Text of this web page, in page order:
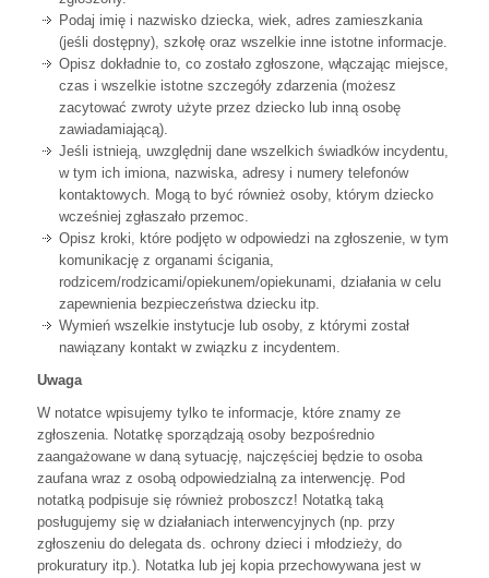
Podaj imię i nazwisko dziecka, wiek, adres zamieszkania
(jeśli dostępny), szkołę oraz wszelkie inne istotne informacje.
Opisz dokładnie to, co zostało zgłoszone, włączając miejsce,
czas i wszelkie istotne szczegóły zdarzenia (możesz
zacytować zwroty użyte przez dziecko lub inną osobę
zawiadamiającą).
Jeśli istnieją, uwzględnij dane wszelkich świadków incydentu,
w tym ich imiona, nazwiska, adresy i numery telefonów
kontaktowych. Mogą to być również osoby, którym dziecko
wcześniej zgłaszało przemoc.
Opisz kroki, które podjęto w odpowiedzi na zgłoszenie, w tym
komunikację z organami ścigania,
rodzicem/rodzicami/opiekunem/opiekunami, działania w celu
zapewnienia bezpieczeństwa dziecku itp.
Wymień wszelkie instytucje lub osoby, z którymi został
nawiązany kontakt w związku z incydentem.
Uwaga
W notatce wpisujemy tylko te informacje, które znamy ze
zgłoszenia. Notatkę sporządzają osoby bezpośrednio
zaangażowane w daną sytuację, najczęściej będzie to osoba
zaufana wraz z osobą odpowiedzialną za interwencję. Pod
notatką podpisuje się również proboszcz! Notatką taką
posługujemy się w działaniach interwencyjnych (np. przy
zgłoszeniu do delegata ds. ochrony dzieci i młodzieży, do
prokuratury itp.). Notatka lub jej kopia przechowywana jest w